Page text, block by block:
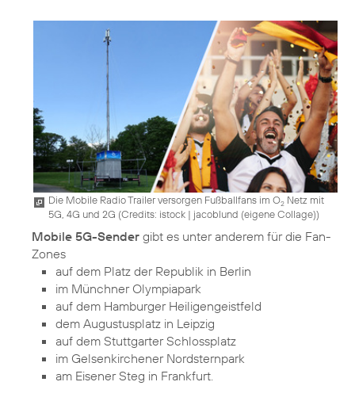
Die Mobile Radio Trailer versorgen Fußballfans im O2 Netz mit
5G, 4G und 2G (Credits: istock | jacoblund (eigene Collage))
Mobile 5G-Sender gibt es unter anderem für die Fan-
auf dem Platz der Republik in Berlin
im Münchner Olympiapark
auf dem Hamburger Heiligengeistfeld
dem Augustusplatz in Leipzig
auf dem Stuttgarter Schlossplatz
im Gelsenkirchener Nordsternpark
am Eisener Steg in Frankfurt.